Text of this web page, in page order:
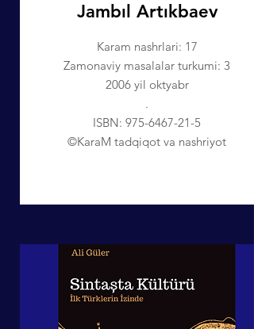
Jambıl Artıkbaev
Karam nashrlari: 17
Zamonaviy masalalar turkumi: 3
2006 yil oktyabr
.
ISBN: 975-6467-21-5
©KaraM tadqiqot va nashriyot